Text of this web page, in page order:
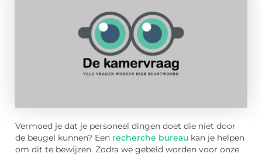
Vermoed je dat je personeel dingen doet die niet door
de beugel kunnen? Een recherche bureau kan je helpen
om dit te bewijzen. Zodra we gebeld worden voor onze